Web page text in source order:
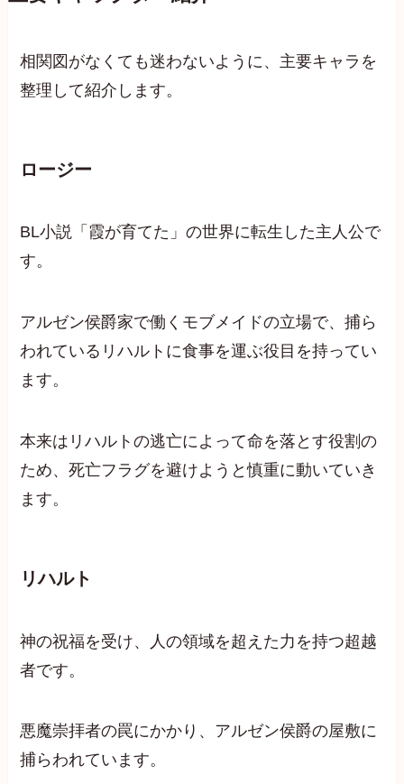
相関図がなくても迷わないように、主要キャラを
整理して紹介します。
ロージー
BL小説「霞が育てた」の世界に転生した主人公で
す。
アルゼン侯爵家で働くモブメイドの立場で、捕ら
われているリハルトに食事を運ぶ役目を持ってい
ます。
本来はリハルトの逃亡によって命を落とす役割の
ため、死亡フラグを避けようと慎重に動いていき
ます。
リハルト
神の祝福を受け、人の領域を超えた力を持つ超越
者です。
悪魔崇拝者の罠にかかり、アルゼン侯爵の屋敷に
捕らわれています。